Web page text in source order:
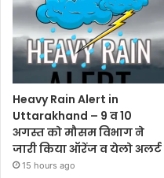
Heavy Rain Alert in
Uttarakhand – 9 व 10
अगस्त को मौसम विभाग ने
जारी किया ऑरेंज व येलो अलर्ट
15 hours ago